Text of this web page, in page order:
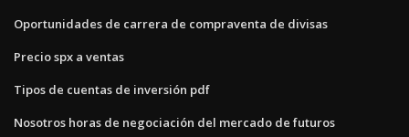
Oportunidades de carrera de compraventa de divisas
Precio spx a ventas
Tipos de cuentas de inversión pdf
Nosotros horas de negociación del mercado de futuros